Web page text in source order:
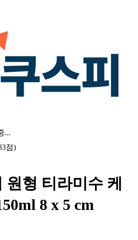
...
점)
원형 티라미수 케
8 x 5 cm